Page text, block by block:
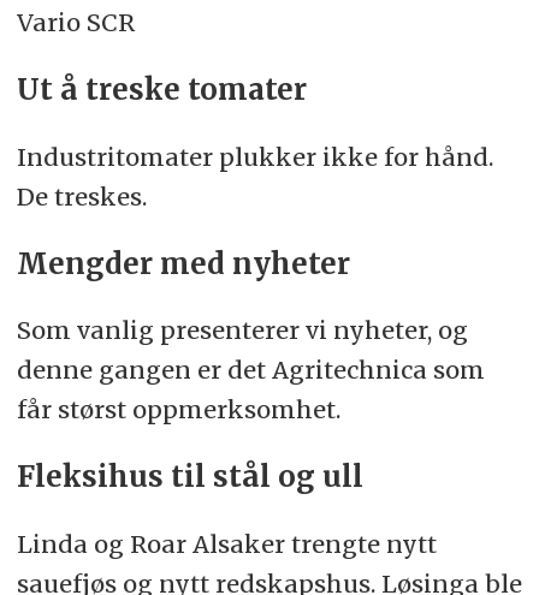
Vario SCR
Ut å treske tomater
Industritomater plukker ikke for hånd.
De treskes.
Mengder med nyheter
Som vanlig presenterer vi nyheter, og
denne gangen er det Agritechnica som
får størst oppmerksomhet.
Fleksihus til stål og ull
Linda og Roar Alsaker trengte nytt
sauefjøs og nytt redskapshus. Løsinga ble